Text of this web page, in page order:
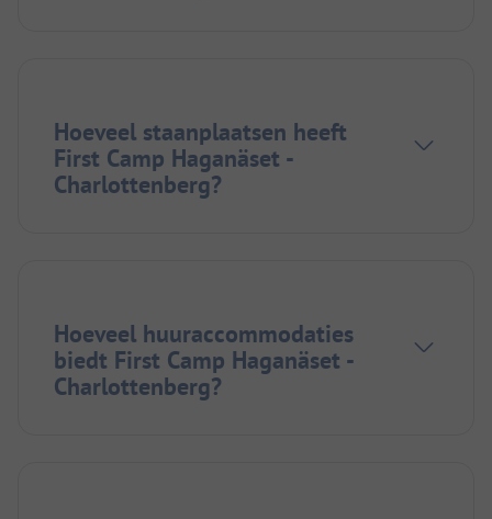
Hoeveel staanplaatsen heeft
First Camp Haganäset -
Charlottenberg?
Hoeveel huuraccommodaties
biedt First Camp Haganäset -
Charlottenberg?